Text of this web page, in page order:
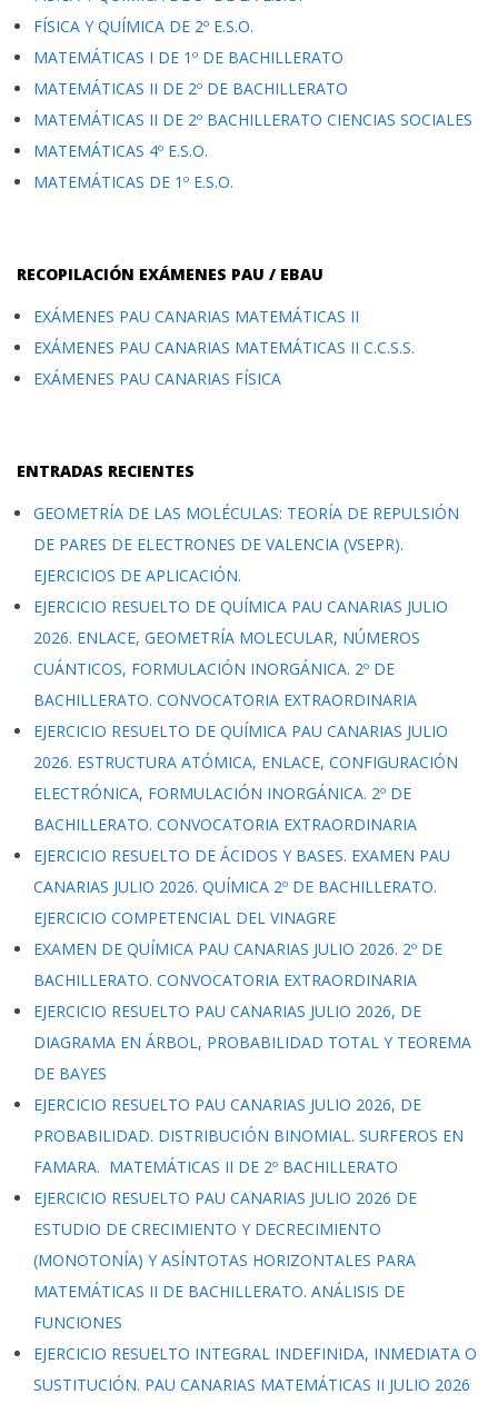
FÍSICA Y QUÍMICA DE 2º E.S.O.
MATEMÁTICAS I DE 1º DE BACHILLERATO
MATEMÁTICAS II DE 2º DE BACHILLERATO
MATEMÁTICAS II DE 2º BACHILLERATO CIENCIAS SOCIALES
MATEMÁTICAS 4º E.S.O.
MATEMÁTICAS DE 1º E.S.O.
RECOPILACIÓN EXÁMENES PAU / EBAU
EXÁMENES PAU CANARIAS MATEMÁTICAS II
EXÁMENES PAU CANARIAS MATEMÁTICAS II C.C.S.S.
EXÁMENES PAU CANARIAS FÍSICA
ENTRADAS RECIENTES
GEOMETRÍA DE LAS MOLÉCULAS: TEORÍA DE REPULSIÓN
DE PARES DE ELECTRONES DE VALENCIA (VSEPR).
EJERCICIOS DE APLICACIÓN.
EJERCICIO RESUELTO DE QUÍMICA PAU CANARIAS JULIO
2026. ENLACE, GEOMETRÍA MOLECULAR, NÚMEROS
CUÁNTICOS, FORMULACIÓN INORGÁNICA. 2º DE
BACHILLERATO. CONVOCATORIA EXTRAORDINARIA
EJERCICIO RESUELTO DE QUÍMICA PAU CANARIAS JULIO
2026. ESTRUCTURA ATÓMICA, ENLACE, CONFIGURACIÓN
ELECTRÓNICA, FORMULACIÓN INORGÁNICA. 2º DE
BACHILLERATO. CONVOCATORIA EXTRAORDINARIA
EJERCICIO RESUELTO DE ÁCIDOS Y BASES. EXAMEN PAU
CANARIAS JULIO 2026. QUÍMICA 2º DE BACHILLERATO.
EJERCICIO COMPETENCIAL DEL VINAGRE
EXAMEN DE QUÍMICA PAU CANARIAS JULIO 2026. 2º DE
BACHILLERATO. CONVOCATORIA EXTRAORDINARIA
EJERCICIO RESUELTO PAU CANARIAS JULIO 2026, DE
DIAGRAMA EN ÁRBOL, PROBABILIDAD TOTAL Y TEOREMA
DE BAYES
EJERCICIO RESUELTO PAU CANARIAS JULIO 2026, DE
PROBABILIDAD. DISTRIBUCIÓN BINOMIAL. SURFEROS EN
FAMARA. MATEMÁTICAS II DE 2º BACHILLERATO
EJERCICIO RESUELTO PAU CANARIAS JULIO 2026 DE
ESTUDIO DE CRECIMIENTO Y DECRECIMIENTO
(MONOTONÍA) Y ASÍNTOTAS HORIZONTALES PARA
MATEMÁTICAS II DE BACHILLERATO. ANÁLISIS DE
FUNCIONES
EJERCICIO RESUELTO INTEGRAL INDEFINIDA, INMEDIATA O
SUSTITUCIÓN. PAU CANARIAS MATEMÁTICAS II JULIO 2026